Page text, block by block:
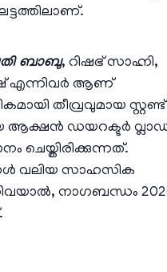
ബാബു, റിഷഭ് സാഹ്നി,
എന്നിവർ ആണ്
തീവ്രവുമായ സ്റ്റണ്ട്
ആക്ഷൻ ഡയറക്ടർ
വലിയ സാഹസിക
നാഗബന്ധം